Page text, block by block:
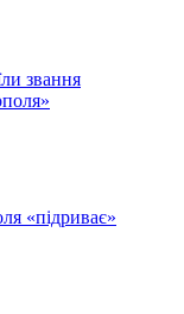
звання
«підриває»